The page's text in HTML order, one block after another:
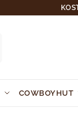
COWBOYHUT